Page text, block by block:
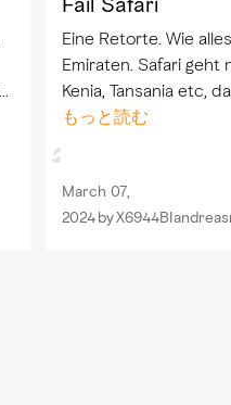
Eine Retorte. Wie
Emiraten. Safari geht
Kenia, Tansania etc,
ein ganz anderes
もっと読む
March 07,
2024by